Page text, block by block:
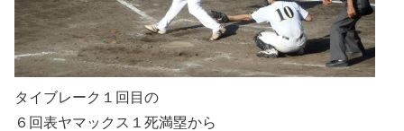
タイブレーク１回目の
６回表ヤマックス１死満塁から